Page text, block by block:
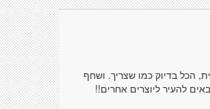
הכל בדיוק כמו שצריך. ושחף
להעיר ליוצרים אחרים!!